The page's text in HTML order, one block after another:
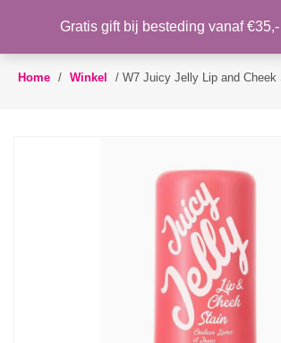
Toggle
WENSLIJST
Home / Winkel / W7 Juicy Jelly Lip and Cheek
Gratis gift bij besteding vanaf €35,-